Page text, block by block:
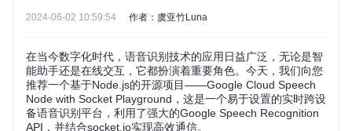
2024-06-02 10:59:54 作者：虞亚竹Luna
在当今数字化时代，语音识别技术的应用日益广泛，无论是智
能助手还是在线交互，它都扮演着重要角色。今天，我们向您
推荐一个基于Node.js的开源项目——Google Cloud Speech
Node with Socket Playground，这是一个易于设置的实时跨设
备语音识别平台，利用了强大的Google Speech Recognition
API，并结合socket.io实现高效通信。